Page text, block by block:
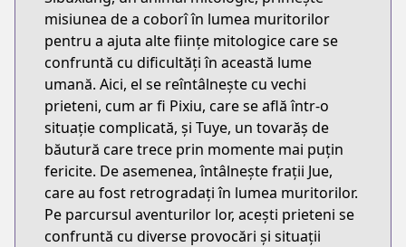
misiunea de a coborî în lumea muritorilor
pentru a ajuta alte ființe mitologice care se
confruntă cu dificultăți în această lume
umană. Aici, el se reîntâlnește cu vechi
prieteni, cum ar fi Pixiu, care se află într-o
situație complicată, și Tuye, un tovarăș de
băutură care trece prin momente mai puțin
fericite. De asemenea, întâlnește frații Jue,
care au fost retrogradați în lumea muritorilor.
Pe parcursul aventurilor lor, acești prieteni se
confruntă cu diverse provocări și situații